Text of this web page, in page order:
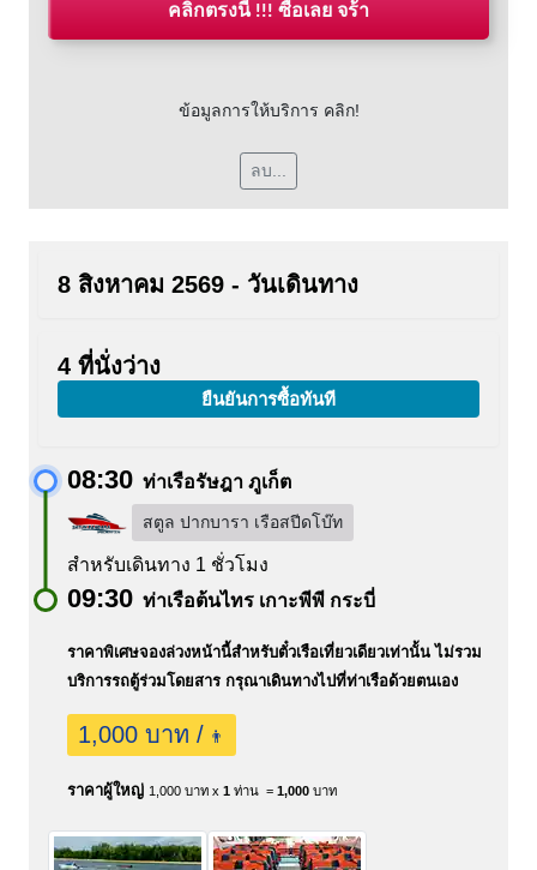
คลิกตรงนี้ !!! ซื้อเลย จร้า
ข้อมูลการให้บริการ คลิก!
ลบ...
8 สิงหาคม 2569 - วันเดินทาง
4 ที่นั่งว่าง
ยืนยันการซื้อทันที
08:30 ท่าเรือรัษฎา ภูเก็ต
สตูล ปากบารา เรือสปีดโบ๊ท
สำหรับเดินทาง 1 ชั่วโมง
09:30 ท่าเรือต้นไทร เกาะพีพี กระบี่
ราคาพิเศษจองล่วงหน้านี้สำหรับตั๋วเรือเที่ยวเดียวเท่านั้น ไม่รวม
บริการรถตู้ร่วมโดยสาร กรุณาเดินทางไปที่ท่าเรือด้วยตนเอง
1,000 บาท / 👨
ราคาผู้ใหญ่ 1,000 บาท x 1 ท่าน = 1,000 บาท